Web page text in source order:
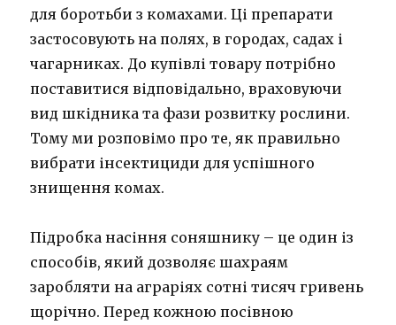
для боротьби з комахами. Ці препарати
застосовують на полях, в городах, садах і
чагарниках. До купівлі товару потрібно
поставитися відповідально, враховуючи
вид шкідника та фази розвитку рослини.
Тому ми розповімо про те, як правильно
вибрати інсектициди для успішного
знищення комах.
Підробка насіння соняшнику – це один із
способів, який дозволяє шахраям
заробляти на аграріях сотні тисяч гривень
щорічно. Перед кожною посівною